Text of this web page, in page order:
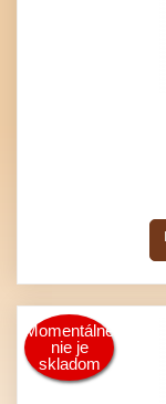
Momentálne
nie je
skladom